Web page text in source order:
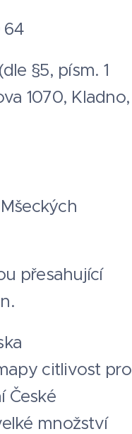
64
§5, písm. 1
1070, Kladno,
přesahující
citlivost pro
České
množství